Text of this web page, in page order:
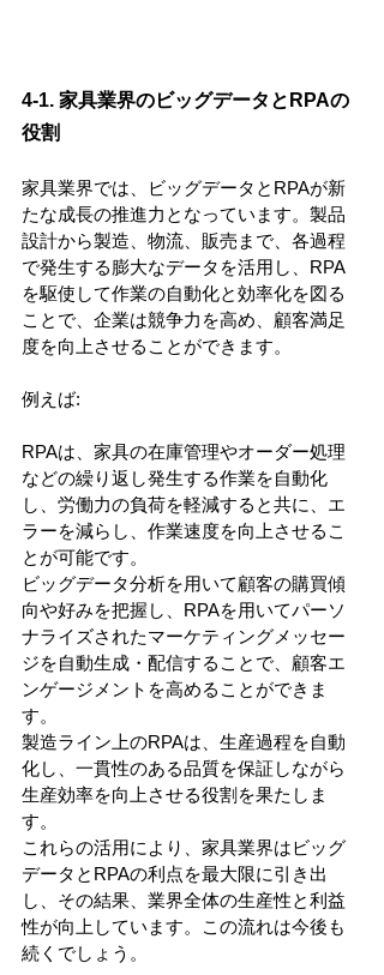
4-1. 家具業界のビッグデータとRPAの
役割
家具業界では、ビッグデータとRPAが新
たな成長の推進力となっています。製品
設計から製造、物流、販売まで、各過程
で発生する膨大なデータを活用し、RPA
を駆使して作業の自動化と効率化を図る
ことで、企業は競争力を高め、顧客満足
度を向上させることができます。
例えば:
RPAは、家具の在庫管理やオーダー処理
などの繰り返し発生する作業を自動化
し、労働力の負荷を軽減すると共に、エ
ラーを減らし、作業速度を向上させるこ
とが可能です。
ビッグデータ分析を用いて顧客の購買傾
向や好みを把握し、RPAを用いてパーソ
ナライズされたマーケティングメッセー
ジを自動生成・配信することで、顧客エ
ンゲージメントを高めることができま
す。
製造ライン上のRPAは、生産過程を自動
化し、一貫性のある品質を保証しながら
生産効率を向上させる役割を果たしま
す。
これらの活用により、家具業界はビッグ
データとRPAの利点を最大限に引き出
し、その結果、業界全体の生産性と利益
性が向上しています。この流れは今後も
続くでしょう。